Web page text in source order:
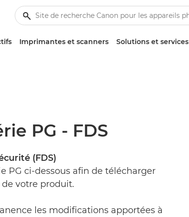
Imprimantes et scanners Solutions et services
PG - FDS
(FDS)
PG ci-dessous afin de télécharger
de votre produit.
les modifications apportées à